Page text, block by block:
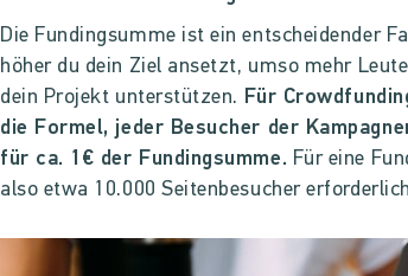
Die Fundingsumme ist ein entscheidender
höher du dein Ziel ansetzt, umso mehr
dein Projekt unterstützen. Für
die Formel, jeder Besucher der
für ca. 1€ der Fundingsumme. Für eine
also etwa 10.000 Seitenbesucher